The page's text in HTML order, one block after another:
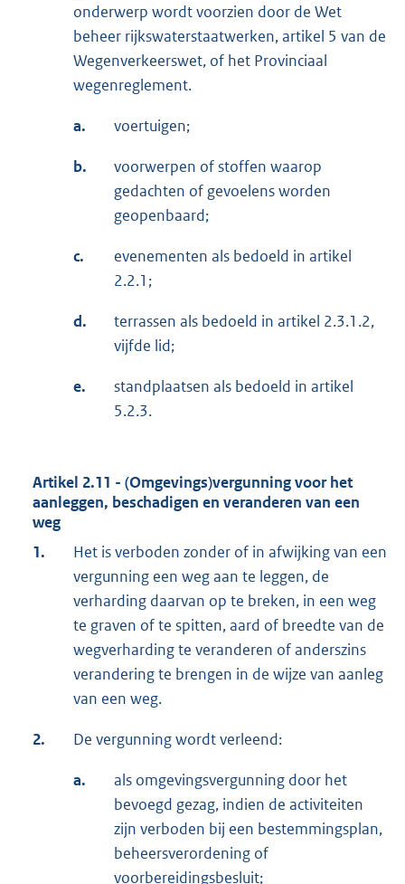
onderwerp wordt voorzien door de Wet
beheer rijkswaterstaatwerken, artikel 5 van de
Wegenverkeerswet, of het Provinciaal
wegenreglement.
a. voertuigen;
b.
voorwerpen of stoffen waarop
gedachten of gevoelens worden
geopenbaard;
c.
evenementen als bedoeld in artikel
2.2.1;
d.
terrassen als bedoeld in artikel 2.3.1.2,
vijfde lid;
e.
standplaatsen als bedoeld in artikel
5.2.3.
Artikel 2.11 - (Omgevings)vergunning voor het
aanleggen, beschadigen en veranderen van een
weg
1.
Het is verboden zonder of in afwijking van een
vergunning een weg aan te leggen, de
verharding daarvan op te breken, in een weg
te graven of te spitten, aard of breedte van de
wegverharding te veranderen of anderszins
verandering te brengen in de wijze van aanleg
van een weg.
2. De vergunning wordt verleend:
a.
als omgevingsvergunning door het
bevoegd gezag, indien de activiteiten
zijn verboden bij een bestemmingsplan,
beheersverordening of
voorbereidingsbesluit;